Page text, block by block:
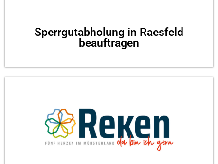
Sperrgutabholung in Raesfeld
beauftragen